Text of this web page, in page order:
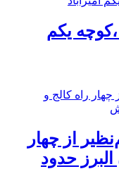
یکم
از چهار
حدود